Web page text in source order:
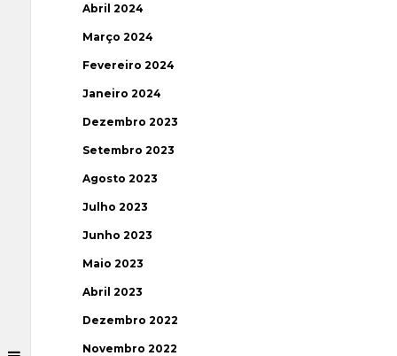
Abril 2024
Março 2024
Fevereiro 2024
Janeiro 2024
Dezembro 2023
Setembro 2023
Agosto 2023
Julho 2023
Junho 2023
Maio 2023
Abril 2023
Dezembro 2022
Novembro 2022